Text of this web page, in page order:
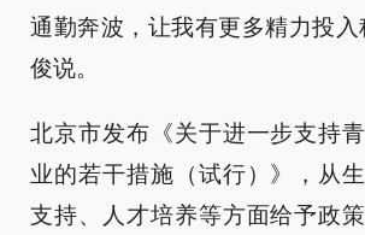
通勤奔波，让我有更多精力投入
俊说。
北京市发布《关于进一步支持
业的若干措施（试行）》，从
支持、人才培养等方面给予政